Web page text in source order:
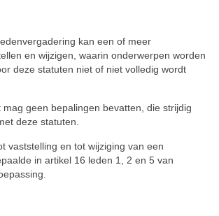
kan een of meer
en wijzigen, waarin onderwerpen worden
deze statuten niet of niet volledig wordt
geen bepalingen bevatten, die strijdig
deze statuten.
en tot wijziging van een
in artikel 16 leden 1, 2 en 5 van